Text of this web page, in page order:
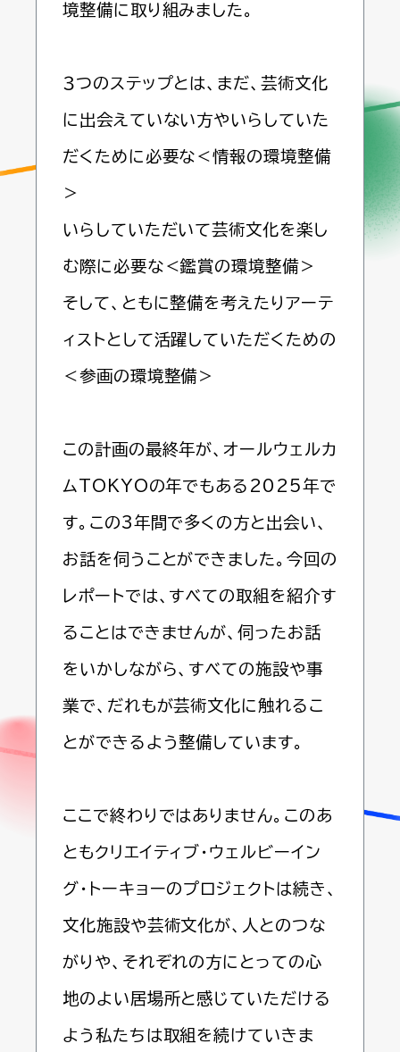
境整備に取り組みました。
３つのステップとは、まだ、芸術文化
に出会えていない方やいらしていた
だくために必要な＜情報の環境整備
＞
いらしていただいて芸術文化を楽し
む際に必要な＜鑑賞の環境整備＞
そして、ともに整備を考えたりアーテ
ィストとして活躍していただくための
＜参画の環境整備＞
この計画の最終年が、オールウェルカ
ムTOKYOの年でもある2025年で
す。この3年間で多くの方と出会い、
お話を伺うことができました。今回の
レポートでは、すべての取組を紹介す
ることはできませんが、伺ったお話
をいかしながら、すべての施設や事
業で、だれもが芸術文化に触れるこ
とができるよう整備しています。
ここで終わりではありません。このあ
ともクリエイティブ・ウェルビーイン
グ・トーキョーのプロジェクトは続き、
文化施設や芸術文化が、人とのつな
がりや、それぞれの方にとっての心
地のよい居場所と感じていただける
よう私たちは取組を続けていきま